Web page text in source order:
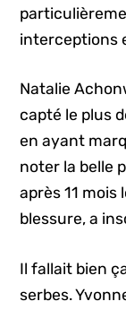
interceptions
Natalie
capté le plus
en ayant
noter la belle
après 11 mois
blessure, a
Il fallait bien
serbes.